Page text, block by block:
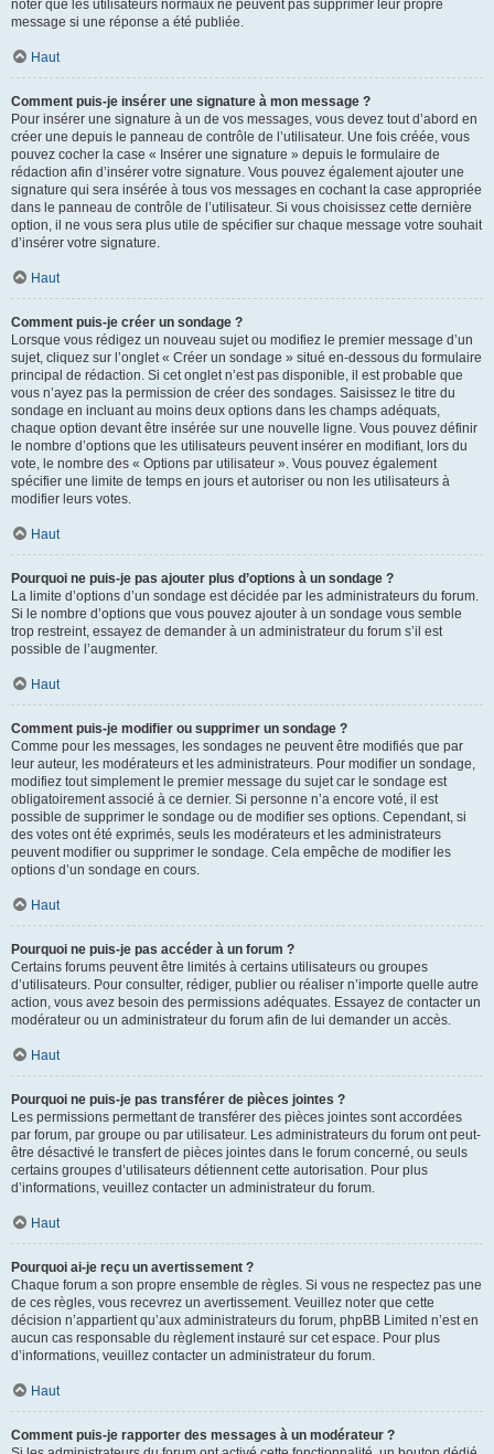
noter que les utilisateurs normaux ne peuvent pas supprimer leur propre
message si une réponse a été publiée.
Haut
Comment puis-je insérer une signature à mon message ?
Pour insérer une signature à un de vos messages, vous devez tout d’abord en
créer une depuis le panneau de contrôle de l’utilisateur. Une fois créée, vous
pouvez cocher la case « Insérer une signature » depuis le formulaire de
rédaction afin d’insérer votre signature. Vous pouvez également ajouter une
signature qui sera insérée à tous vos messages en cochant la case appropriée
dans le panneau de contrôle de l’utilisateur. Si vous choisissez cette dernière
option, il ne vous sera plus utile de spécifier sur chaque message votre souhait
d’insérer votre signature.
Haut
Comment puis-je créer un sondage ?
Lorsque vous rédigez un nouveau sujet ou modifiez le premier message d’un
sujet, cliquez sur l’onglet « Créer un sondage » situé en-dessous du formulaire
principal de rédaction. Si cet onglet n’est pas disponible, il est probable que
vous n’ayez pas la permission de créer des sondages. Saisissez le titre du
sondage en incluant au moins deux options dans les champs adéquats,
chaque option devant être insérée sur une nouvelle ligne. Vous pouvez définir
le nombre d’options que les utilisateurs peuvent insérer en modifiant, lors du
vote, le nombre des « Options par utilisateur ». Vous pouvez également
spécifier une limite de temps en jours et autoriser ou non les utilisateurs à
modifier leurs votes.
Haut
Pourquoi ne puis-je pas ajouter plus d’options à un sondage ?
La limite d’options d’un sondage est décidée par les administrateurs du forum.
Si le nombre d’options que vous pouvez ajouter à un sondage vous semble
trop restreint, essayez de demander à un administrateur du forum s’il est
possible de l’augmenter.
Haut
Comment puis-je modifier ou supprimer un sondage ?
Comme pour les messages, les sondages ne peuvent être modifiés que par
leur auteur, les modérateurs et les administrateurs. Pour modifier un sondage,
modifiez tout simplement le premier message du sujet car le sondage est
obligatoirement associé à ce dernier. Si personne n’a encore voté, il est
possible de supprimer le sondage ou de modifier ses options. Cependant, si
des votes ont été exprimés, seuls les modérateurs et les administrateurs
peuvent modifier ou supprimer le sondage. Cela empêche de modifier les
options d’un sondage en cours.
Haut
Pourquoi ne puis-je pas accéder à un forum ?
Certains forums peuvent être limités à certains utilisateurs ou groupes
d’utilisateurs. Pour consulter, rédiger, publier ou réaliser n’importe quelle autre
action, vous avez besoin des permissions adéquates. Essayez de contacter un
modérateur ou un administrateur du forum afin de lui demander un accès.
Haut
Pourquoi ne puis-je pas transférer de pièces jointes ?
Les permissions permettant de transférer des pièces jointes sont accordées
par forum, par groupe ou par utilisateur. Les administrateurs du forum ont peut-
être désactivé le transfert de pièces jointes dans le forum concerné, ou seuls
certains groupes d’utilisateurs détiennent cette autorisation. Pour plus
d’informations, veuillez contacter un administrateur du forum.
Haut
Pourquoi ai-je reçu un avertissement ?
Chaque forum a son propre ensemble de règles. Si vous ne respectez pas une
de ces règles, vous recevrez un avertissement. Veuillez noter que cette
décision n’appartient qu’aux administrateurs du forum, phpBB Limited n’est en
aucun cas responsable du règlement instauré sur cet espace. Pour plus
d’informations, veuillez contacter un administrateur du forum.
Haut
Comment puis-je rapporter des messages à un modérateur ?